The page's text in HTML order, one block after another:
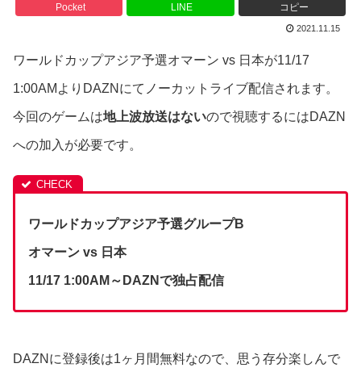
Pocket LINE コピー
2021.11.15
ワールドカップアジア予選オマーン vs 日本が11/17
1:00AMよりDAZNにてノーカットライブ配信されます。
今回のゲームは地上波放送はないので視聴するにはDAZN
への加入が必要です。
ワールドカップアジア予選グループB
オマーン vs 日本
11/17 1:00AM～DAZNで独占配信
DAZNに登録後は1ヶ月間無料なので、思う存分楽しんで